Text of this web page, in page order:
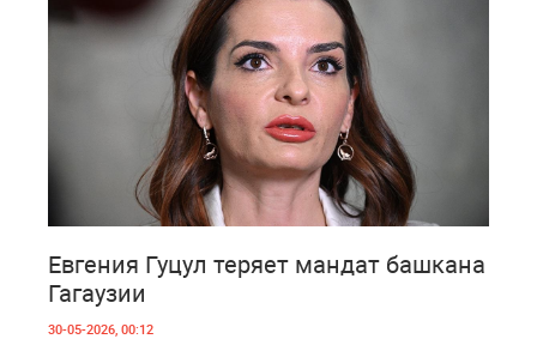
Евгения Гуцул теряет мандат башкана
Гагаузии
30-05-2026, 00:12